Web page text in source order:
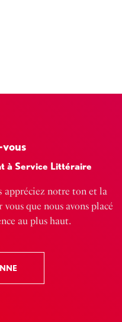
à Service Littéraire
appréciez notre ton et la
que nous avons placé
au plus haut.